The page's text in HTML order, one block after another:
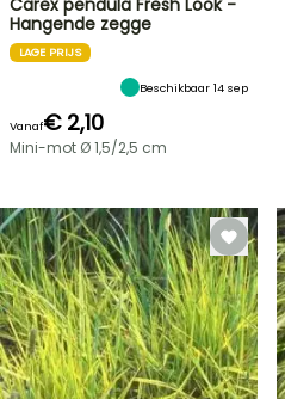
Carex pendula Fresh Look -
Hangende zegge
LAGE PRIJS
Beschikbaar 14 sep
Vanaf€ 2,10
Mini-mot Ø 1,5/2,5 cm